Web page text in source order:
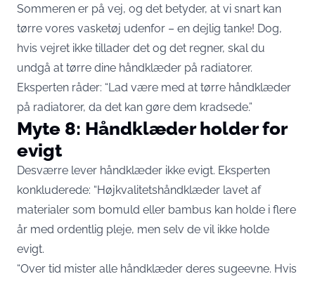
Sommeren er på vej, og det betyder, at vi snart kan
tørre vores vasketøj udenfor – en dejlig tanke! Dog,
hvis vejret ikke tillader det og det regner, skal du
undgå at tørre dine håndklæder på radiatorer.
Eksperten råder: “Lad være med at tørre håndklæder
på radiatorer, da det kan gøre dem kradsede.”
Myte 8: Håndklæder holder for
evigt
Desværre lever håndklæder ikke evigt. Eksperten
konkluderede: “Højkvalitetshåndklæder lavet af
materialer som bomuld eller bambus kan holde i flere
år med ordentlig pleje, men selv de vil ikke holde
evigt.
“Over tid mister alle håndklæder deres sugeevne. Hvis